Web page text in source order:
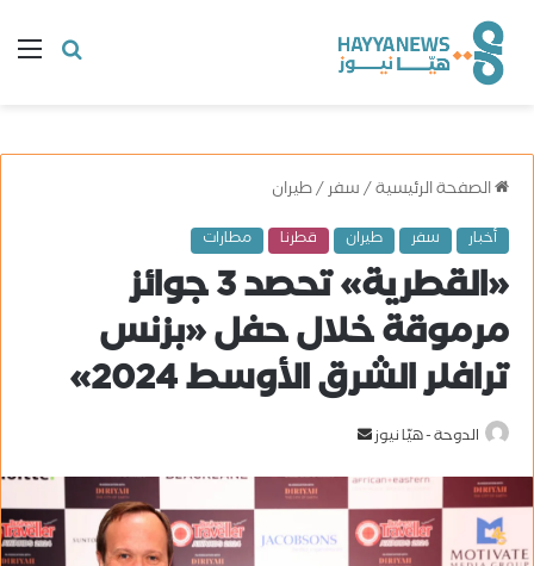
البحث
الصفحة الرئيسية/سفر/طيران
أخبار سفر طيران قطرنا مطارات
«القطرية» تحصد 3 جوائز
مرموقة خلال حفل «بزنس
ترافلر الشرق الأوسط 2024»
الدوحة - هيّا نيوز
ل